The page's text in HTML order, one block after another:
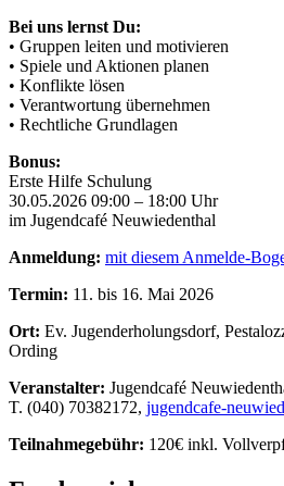
Bei uns lernst Du:
• Gruppen leiten und motivieren
• Spiele und Aktionen planen
• Konflikte lösen
• Verantwortung übernehmen
• Rechtliche Grundlagen
Bonus:
Erste Hilfe Schulung
30.05.2026 09:00 – 18:00 Uhr
im Jugendcafé Neuwiedenthal
Anmeldung: mit diesem Anmelde-
Termin: 11. bis 16. Mai 2026
Ort: Ev. Jugenderholungsdorf,
Ording
Veranstalter: Jugendcafé
T. (040) 70382172, jugendcafe-
Teilnahmegebühr: 120€ inkl.